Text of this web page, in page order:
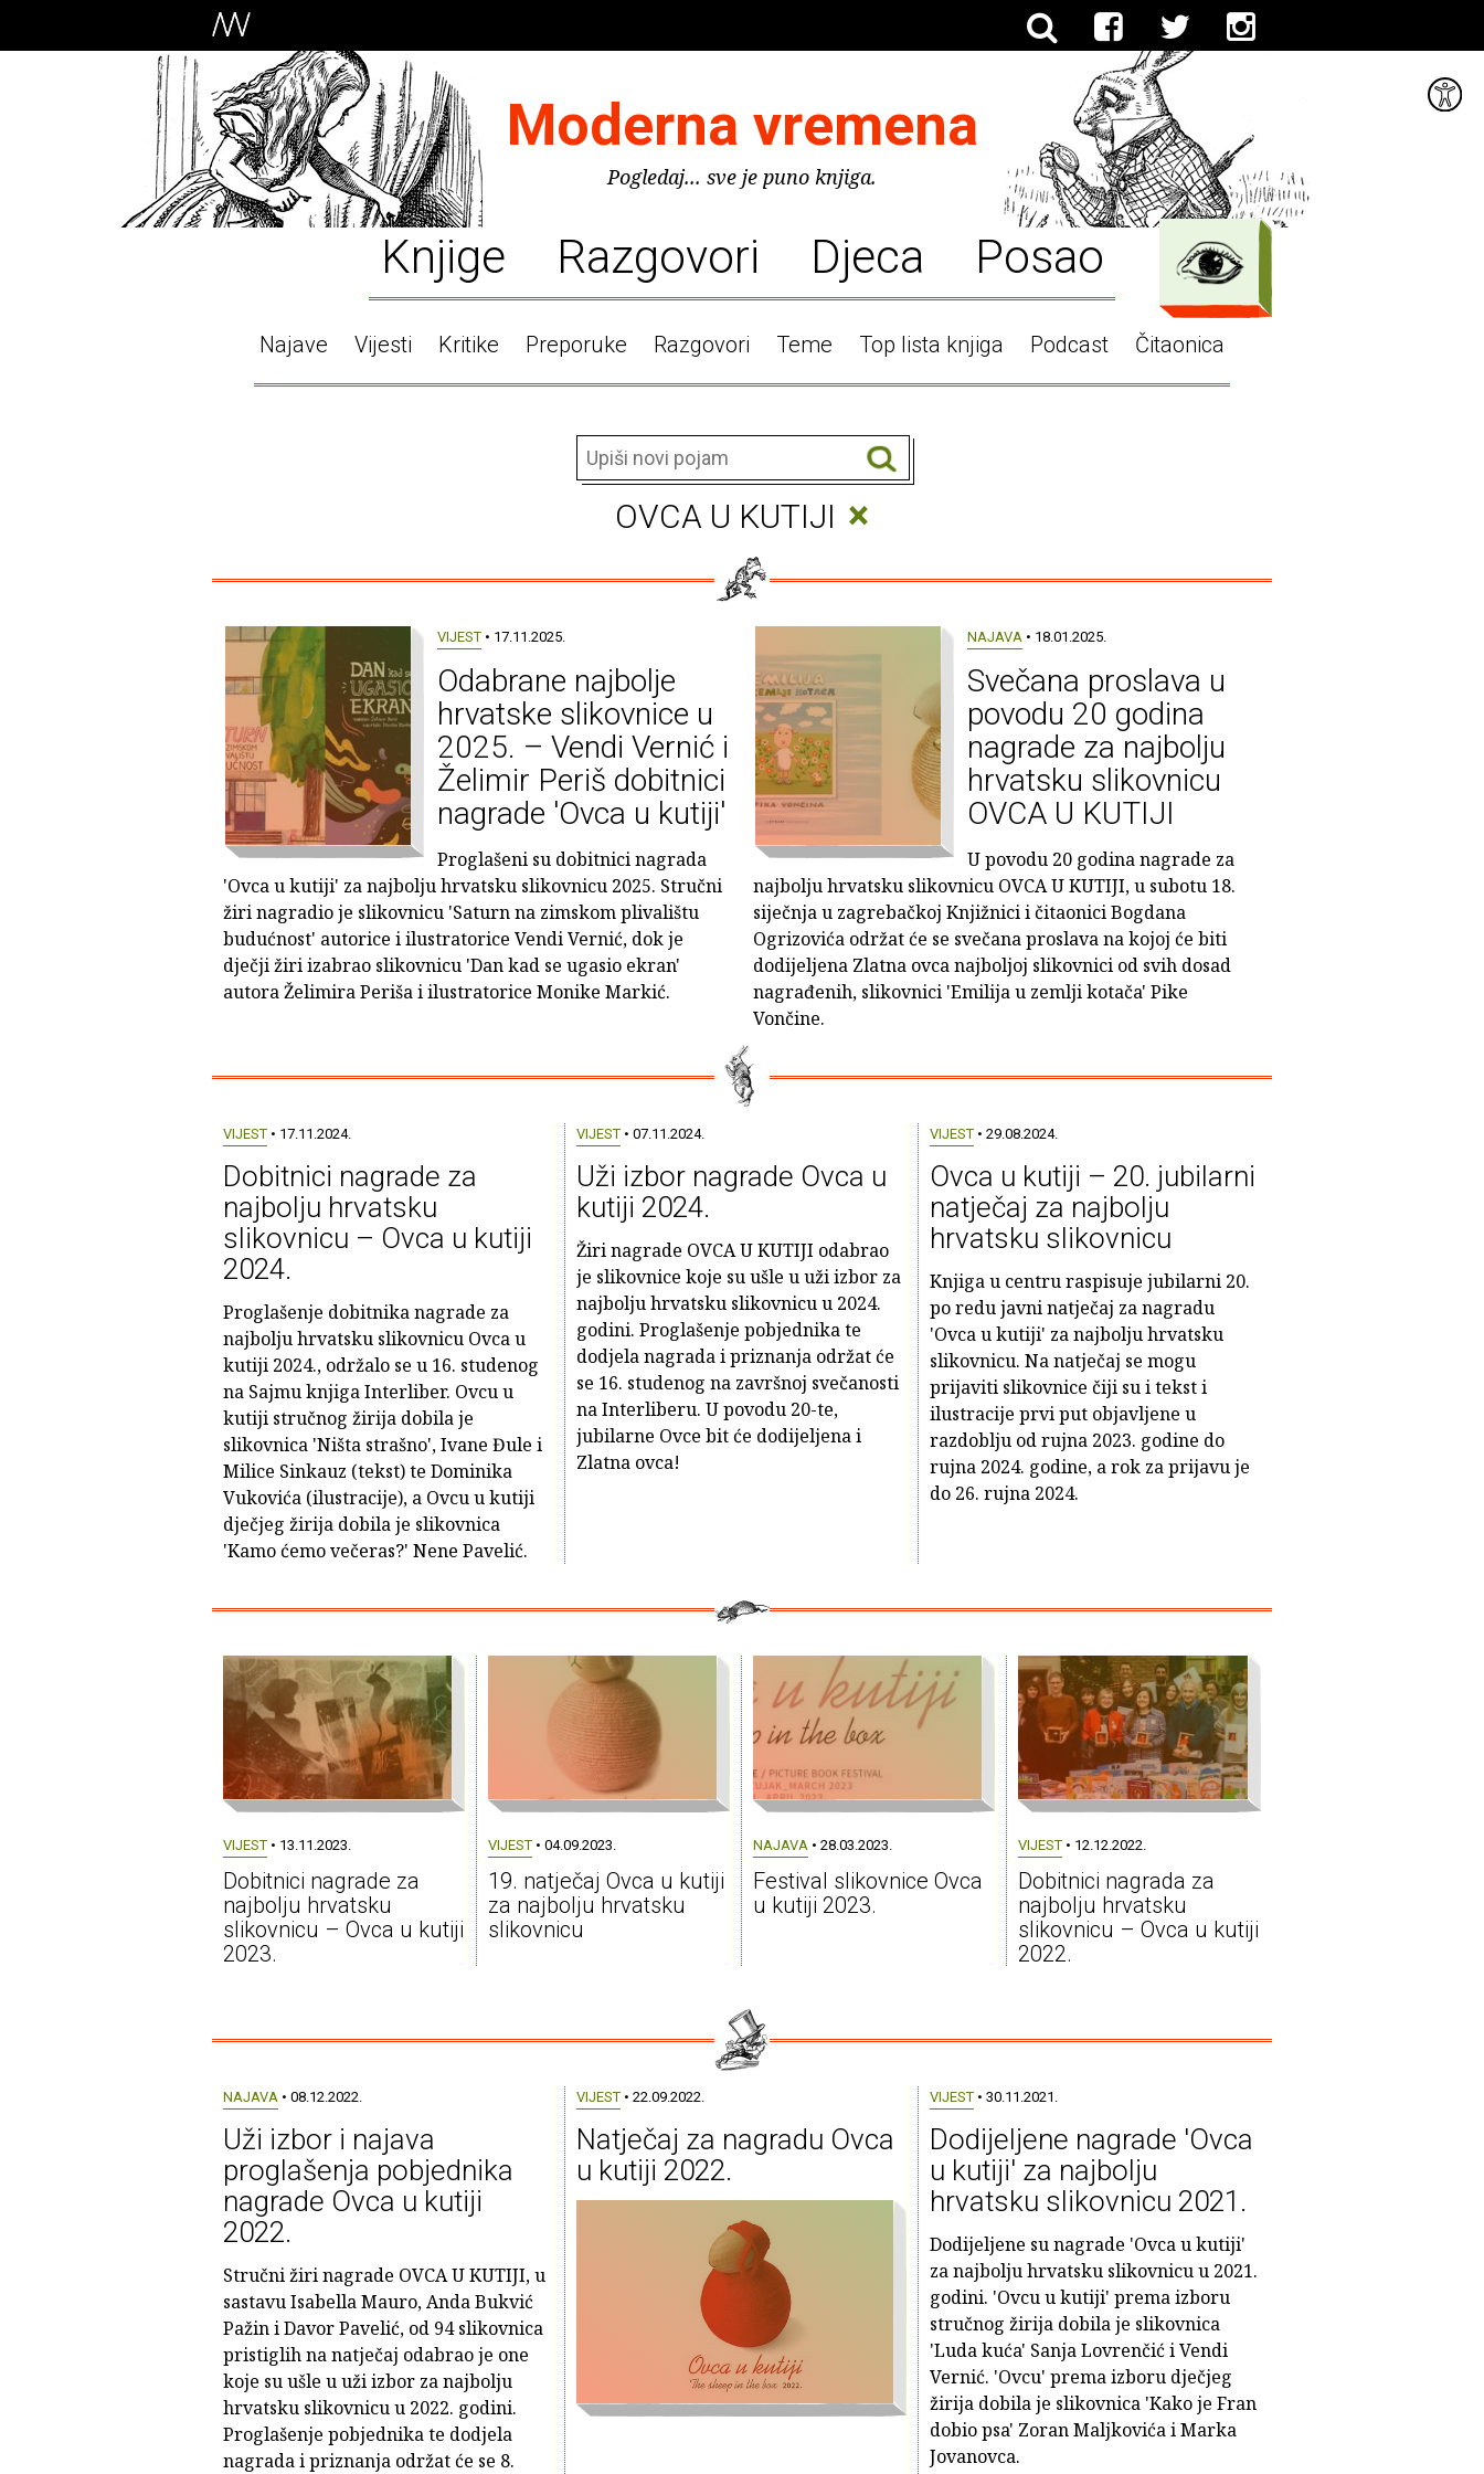
Moderna vremena
Pogledaj... sve je puno knjiga.
Knjige Razgovori Djeca Posao
Najave Vijesti Kritike Preporuke Razgovori Teme Top lista knjiga Podcast Čitaonica
OVCA U KUTIJI ×
VIJEST • 17.11.2025.
Odabrane najbolje
hrvatske slikovnice u
2025. – Vendi Vernić i
Želimir Periš dobitnici
nagrade 'Ovca u kutiji'
Proglašeni su dobitnici nagrada
'Ovca u kutiji' za najbolju hrvatsku slikovnicu 2025. Stručni
žiri nagradio je slikovnicu 'Saturn na zimskom plivalištu
budućnost' autorice i ilustratorice Vendi Vernić, dok je
dječji žiri izabrao slikovnicu 'Dan kad se ugasio ekran'
autora Želimira Periša i ilustratorice Monike Markić.
NAJAVA • 18.01.2025.
Svečana proslava u
povodu 20 godina
nagrade za najbolju
hrvatsku slikovnicu
OVCA U KUTIJI
U povodu 20 godina nagrade za
najbolju hrvatsku slikovnicu OVCA U KUTIJI, u subotu 18.
siječnja u zagrebačkoj Knjižnici i čitaonici Bogdana
Ogrizovića održat će se svečana proslava na kojoj će biti
dodijeljena Zlatna ovca najboljoj slikovnici od svih dosad
nagrađenih, slikovnici 'Emilija u zemlji kotača' Pike
Vončine.
VIJEST• 17.11.2024.
Dobitnici nagrade za
najbolju hrvatsku
slikovnicu – Ovca u kutiji
2024.
Proglašenje dobitnika nagrade za
najbolju hrvatsku slikovnicu Ovca u
kutiji 2024., održalo se u 16. studenog
na Sajmu knjiga Interliber. Ovcu u
kutiji stručnog žirija dobila je
slikovnica 'Ništa strašno', Ivane Đule i
Milice Sinkauz (tekst) te Dominika
Vukovića (ilustracije), a Ovcu u kutiji
dječjeg žirija dobila je slikovnica
'Kamo ćemo večeras?' Nene Pavelić.
VIJEST• 07.11.2024.
Uži izbor nagrade Ovca u
kutiji 2024.
Žiri nagrade OVCA U KUTIJI odabrao
je slikovnice koje su ušle u uži izbor za
najbolju hrvatsku slikovnicu u 2024.
godini. Proglašenje pobjednika te
dodjela nagrada i priznanja održat će
se 16. studenog na završnoj svečanosti
na Interliberu. U povodu 20-te,
jubilarne Ovce bit će dodijeljena i
Zlatna ovca!
VIJEST• 29.08.2024.
Ovca u kutiji – 20. jubilarni
natječaj za najbolju
hrvatsku slikovnicu
Knjiga u centru raspisuje jubilarni 20.
po redu javni natječaj za nagradu
'Ovca u kutiji' za najbolju hrvatsku
slikovnicu. Na natječaj se mogu
prijaviti slikovnice čiji su i tekst i
ilustracije prvi put objavljene u
razdoblju od rujna 2023. godine do
rujna 2024. godine, a rok za prijavu je
do 26. rujna 2024.
VIJEST• 13.11.2023.
Dobitnici nagrade za
najbolju hrvatsku
slikovnicu – Ovca u kutiji
2023.
VIJEST• 04.09.2023.
19. natječaj Ovca u kutiji
za najbolju hrvatsku
slikovnicu
NAJAVA • 28.03.2023.
Festival slikovnice Ovca
u kutiji 2023.
VIJEST• 12.12.2022.
Dobitnici nagrada za
najbolju hrvatsku
slikovnicu – Ovca u kutiji
2022.
NAJAVA• 08.12.2022.
Uži izbor i najava
proglašenja pobjednika
nagrade Ovca u kutiji
2022.
Stručni žiri nagrade OVCA U KUTIJI, u
sastavu Isabella Mauro, Anda Bukvić
Pažin i Davor Pavelić, od 94 slikovnica
pristiglih na natječaj odabrao je one
koje su ušle u uži izbor za najbolju
hrvatsku slikovnicu u 2022. godini.
Proglašenje pobjednika te dodjela
nagrada i priznanja održat će se 8.
VIJEST• 22.09.2022.
Natječaj za nagradu Ovca
u kutiji 2022.
VIJEST• 30.11.2021.
Dodijeljene nagrade 'Ovca
u kutiji' za najbolju
hrvatsku slikovnicu 2021.
Dodijeljene su nagrade 'Ovca u kutiji'
za najbolju hrvatsku slikovnicu u 2021.
godini. 'Ovcu u kutiji' prema izboru
stručnog žirija dobila je slikovnica
'Luda kuća' Sanja Lovrenčić i Vendi
Vernić. 'Ovcu' prema izboru dječjeg
žirija dobila je slikovnica 'Kako je Fran
dobio psa' Zoran Maljkovića i Marka
Jovanovca.